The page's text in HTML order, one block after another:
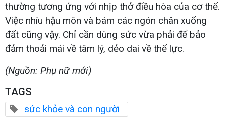
thường tương ứng với nhịp thở điều hòa của cơ thể.
Việc nhíu hậu môn và bám các ngón chân xuống
đất cũng vậy. Chỉ cần dùng sức vừa phải để bảo
đảm thoải mái về tâm lý, dẻo dai về thể lực.
(Nguồn: Phụ nữ mới)
TAGS
sức khỏe và con người